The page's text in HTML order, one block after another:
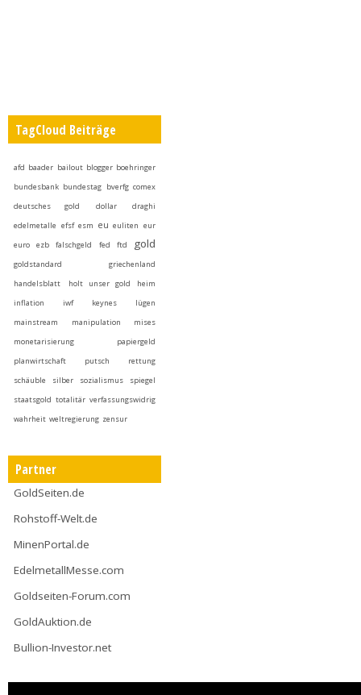
TagCloud Beiträge
afd baader bailout blogger boehringer
bundesbank bundestag bverfg comex
deutsches gold
dollar
draghi
edelmetalle efsf esm eu euliten eur
euro
ezb falschgeld fed ftd gold
goldstandard
griechenland
handelsblatt
holt unser gold heim
inflation
iwf keynes
lügen
mainstream
manipulation
mises
monetarisierung
papiergeld
planwirtschaft
putsch
rettung
schäuble
silber sozialismus
spiegel
staatsgold totalitär verfassungswidrig
wahrheit weltregierung zensur
Partner
GoldSeiten.de
Rohstoff-Welt.de
MinenPortal.de
EdelmetallMesse.com
Goldseiten-Forum.com
GoldAuktion.de
Bullion-Investor.net